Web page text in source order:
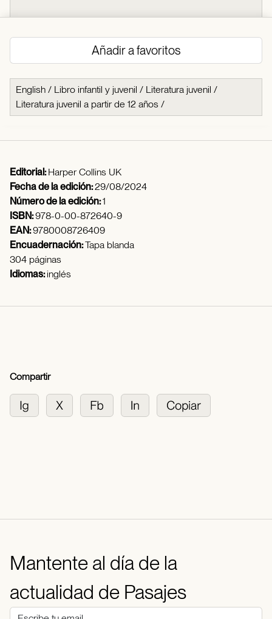
Añadir a favoritos
English / Libro infantil y juvenil / Literatura juvenil /
Literatura juvenil a partir de 12 años /
Editorial:Harper Collins UK
Fecha de la edición:29/08/2024
Número de la edición:1
ISBN:978-0-00-872640-9
EAN:9780008726409
Encuadernación:Tapa blanda
304 páginas
Idiomas:inglés
Compartir
Mantente al día de la
actualidad de Pasajes